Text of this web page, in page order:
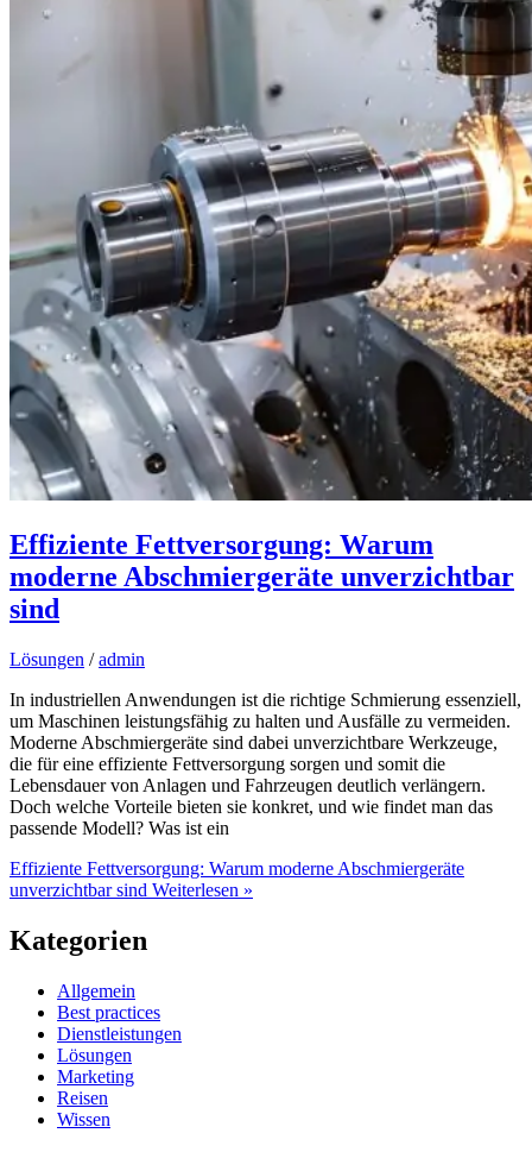
Effiziente Fettversorgung: Warum
moderne Abschmiergeräte unverzichtbar
sind
Lösungen /admin
In industriellen Anwendungen ist die richtige Schmierung essenziell,
um Maschinen leistungsfähig zu halten und Ausfälle zu vermeiden.
Moderne Abschmiergeräte sind dabei unverzichtbare Werkzeuge,
die für eine effiziente Fettversorgung sorgen und somit die
Lebensdauer von Anlagen und Fahrzeugen deutlich verlängern.
Doch welche Vorteile bieten sie konkret, und wie findet man das
passende Modell? Was ist ein
Effiziente Fettversorgung: Warum moderne Abschmiergeräte
unverzichtbar sind Weiterlesen »
Kategorien
Allgemein
Best practices
Dienstleistungen
Lösungen
Marketing
Reisen
Wissen